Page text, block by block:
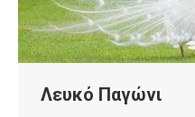
Λευκό Παγώνι